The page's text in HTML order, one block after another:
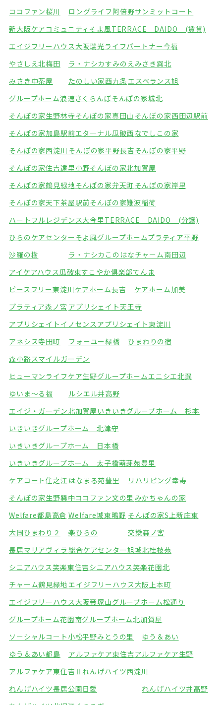
ココファン桜川
ロングライフ阿倍野サンミットコート
新大阪ケアコミュニティそよ風TERRACE DAIDO (賃貸)
エイジフリーハウス大阪瑞光ライフパートナー今福
やさしえ北梅田
ラ・ナシカすみのえみさき巽北
みさき中茶屋
たのしい家西九条エスペランス旭
グループホーム浪速さくらんぼそんぽの家城北
そんぽの家生野林寺そんぽの家真田山 そんぽの家西田辺駅前
そんぽの家加島駅前エタ―ナル瓜破西 なでしこの家
そんぽの家西淀川 そんぽの家平野長吉そんぽの家平野
そんぽの家住吉遠里小野そんぽの家北加賀屋
そんぽの家鶴見緑地そんぽの家弁天町 そんぽの家岸里
そんぽの家天下茶屋駅前そんぽの家難波稲荷
ハートフルレジデンス大今里 TERRACE DAIDO (分譲)
ひらのケアセンターそよ風グループホームプラティア平野
沙羅の樹
ラ・ナシカこのはなチャーム南田辺
アイケアハウス瓜破東すこやか倶楽部てんま
ピースフリー東淀川 ケアホーム長吉
ケアホーム加美
プラティア森ノ宮 アプリシェイト天王寺
アプリシェイトイノセンスアプリシェイト東淀川
アネシス寺田町
フォーユー緑橋
ひまわりの宿
森小路スマイルガーデン
ヒューマンライフケア生野グループホームエニシエ北巽
ゆいま～る福
ルシエル井高野
エイジ・ガーデン北加賀屋いきいきグループホーム 杉本
いきいきグループホーム 北津守
いきいきグループホーム 日本橋
いきいきグループホーム 太子橋萌芽苑豊里
ケアコート住之江 はなまる苑豊里
リハリビング幸寿
そんぽの家生野巽中ココファン文の里 みかちゃんの家
Welfare都島高倉 Welfare城東鴫野 そんぽの家S上新庄東
大国ひまわり２
楽ひらの
交欒森ノ宮
長居マリアヴィラ 総合ケアセンター旭城北桂枝苑
シニアハウス笑楽東住吉シニアハウス笑楽花園北
チャーム鶴見緑地エイジフリーハウス大阪上本町
エイジフリーハウス大阪帝塚山グループホーム松通り
グループホーム花園南グループホーム北加賀屋
ソーシャルコート小松平野みとうの里
ゆう＆あい
ゆう＆あい都島
アルファケア東住吉アルファケア生野
アルファケア東住吉Ⅱ れんげハイツ西淀川
れんげハイツ長居公園日愛
れんげハイツ井高野